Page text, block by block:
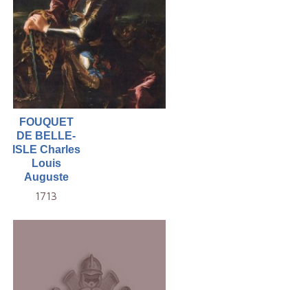
FOUQUET
DE BELLE-
ISLE Charles
Louis
Auguste
1713